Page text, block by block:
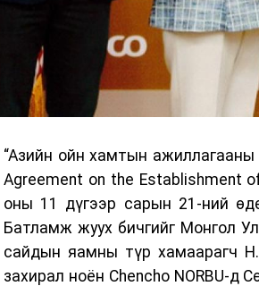
“Азийн ойн хамтын ажиллагааны
Agreement on the Establishment
оны 11 дүгээр сарын 21-ний
Батламж жуух бичгийг Монгол
сайдын яамны түр хамаарагч
захирал ноён Chencho NORBU-д